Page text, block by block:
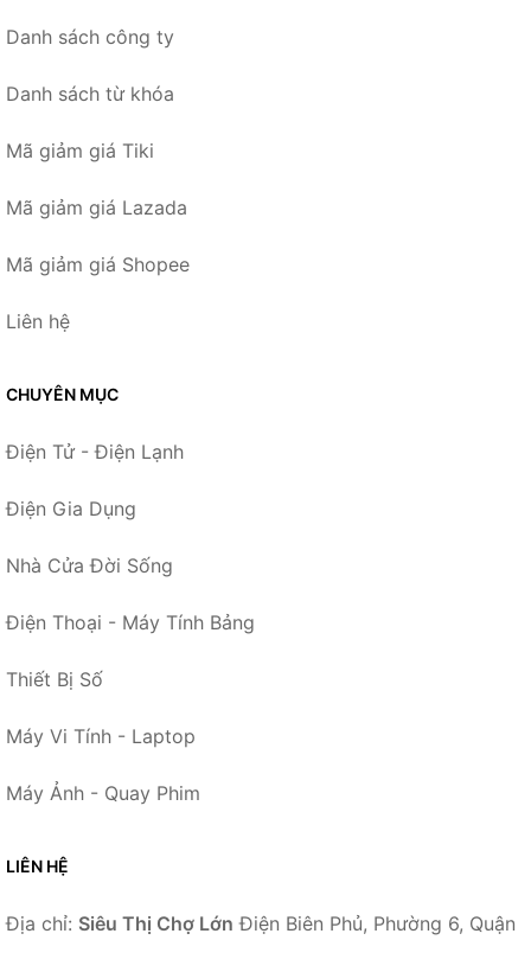
Danh sách công ty
Danh sách từ khóa
Mã giảm giá Tiki
Mã giảm giá Lazada
Mã giảm giá Shopee
Liên hệ
CHUYÊN MỤC
Điện Tử - Điện Lạnh
Điện Gia Dụng
Nhà Cửa Đời Sống
Điện Thoại - Máy Tính Bảng
Thiết Bị Số
Máy Vi Tính - Laptop
Máy Ảnh - Quay Phim
LIÊN HỆ
Địa chỉ: Siêu Thị Chợ Lớn Điện Biên Phủ, Phường 6, Quận